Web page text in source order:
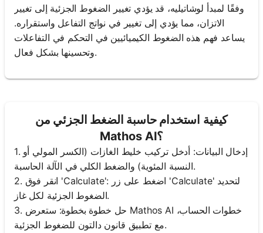
وفقًا لمبدأ لوشاتيليه، قد يؤدي تغيير الضغوط الجزئية إلى تغيير
الاتزان، مما يؤدي إلى تغيير في نواتج التفاعل واستقراره.
يساعد فهم هذه الضغوط الكيميائيين في التحكم في التفاعلات
وتحسينها بشكل فعال.
كيفية استخدام حاسبة الضغط الجزئي من
Mathos AI؟
1. إدخال البيانات: أدخل تركيب خليط الغازات (الكسر المولي أو
النسبة المئوية) والضغط الكلي في الآلة الحاسبة.
2. انقر فوق 'Calculate': اضغط على زر 'Calculate' لتحديد
الضغوط الجزئية لكل غاز.
3. حل خطوة بخطوة: ستعرض Mathos AI خطوات الحساب،
مع تطبيق قانون دالتون للضغوط الجزئية.